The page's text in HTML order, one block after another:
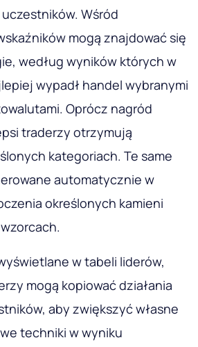
Wśród
mogą znajdować się
według wyników których w
wypadł handel wybranymi
Oprócz nagród
traderzy otrzymują
kategoriach. Te same
automatycznie w
określonych kamieni
w tabeli liderów,
mogą kopiować działania
aby zwiększyć własne
techniki w wyniku